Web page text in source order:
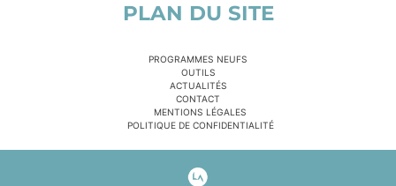
PLAN DU SITE
PROGRAMMES NEUFS
OUTILS
ACTUALITÉS
CONTACT
MENTIONS LÉGALES
POLITIQUE DE CONFIDENTIALITÉ